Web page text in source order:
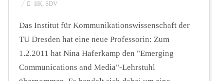
IfK, SDV
Das Institut für Kommunikationswissenschaft der
TU Dresden hat eine neue Professorin: Zum
1.2.2011 hat Nina Haferkamp den "Emerging
Communications and Media"-Lehrstuhl